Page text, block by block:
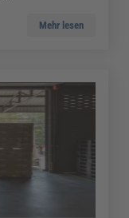
Mehr lesen